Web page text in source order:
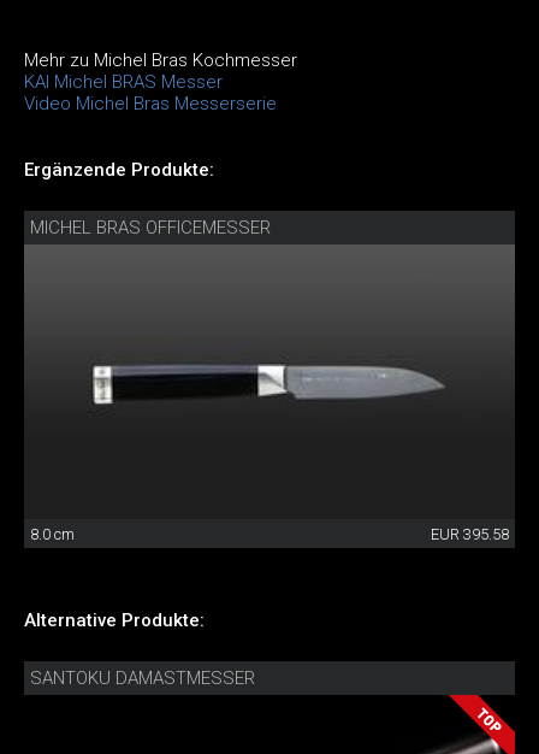
Mehr zu Michel Bras Kochmesser
KAI Michel BRAS Messer
Video Michel Bras Messerserie
Ergänzende Produkte:
MICHEL BRAS OFFICEMESSER
8.0 cm EUR 395.58
Alternative Produkte:
SANTOKU DAMASTMESSER